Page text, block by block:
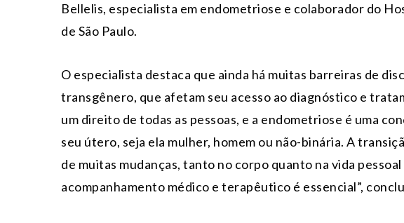
Bellelis, especialista em endometriose e colaborador do
de São Paulo.
O especialista destaca que ainda há muitas barreiras de
transgênero, que afetam seu acesso ao diagnóstico e
um direito de todas as pessoas, e a endometriose é uma
seu útero, seja ela mulher, homem ou não-binária. A
de muitas mudanças, tanto no corpo quanto na vida pessoal
acompanhamento médico e terapêutico é essencial”,